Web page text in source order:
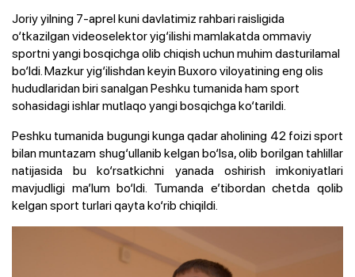
Joriy yilning 7-aprel kuni davlatimiz rahbari raisligida
o‘tkazilgan videoselektor yig‘ilishi mamlakatda ommaviy
sportni yangi bosqichga olib chiqish uchun muhim dasturilamal
bo‘ldi. Mazkur yig‘ilishdan keyin Buxoro viloyatining eng olis
hududlaridan biri sanalgan Peshku tumanida ham sport
sohasidagi ishlar mutlaqo yangi bosqichga ko‘tarildi.
Peshku tumanida bugungi kunga qadar aholining 42 foizi sport
bilan muntazam shug‘ullanib kelgan bo‘lsa, olib borilgan tahlillar
natijasida bu ko‘rsatkichni yanada oshirish imkoniyatlari
mavjudligi ma’lum bo‘ldi. Tumanda e’tibordan chetda qolib
kelgan sport turlari qayta ko‘rib chiqildi.